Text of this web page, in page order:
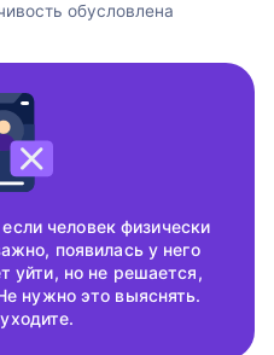
обусловлена
человек физически
появилась у него
уйти, но не решается,
нужно это выяснять.